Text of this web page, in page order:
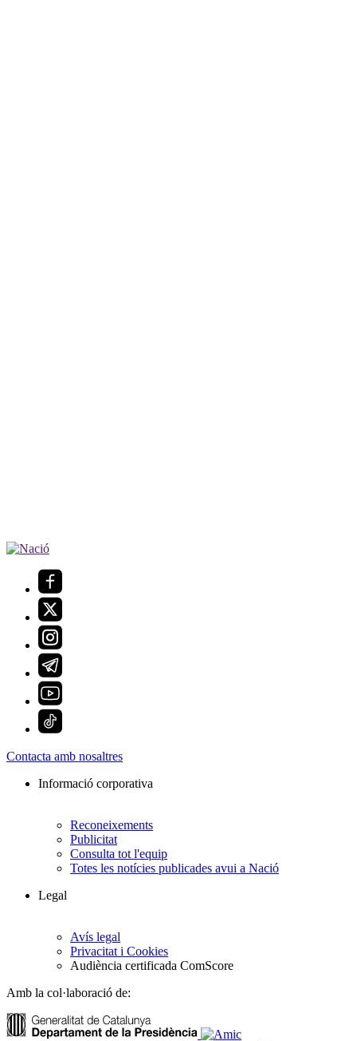
Contacta amb nosaltres
Informació corporativa
Reconeixements
Publicitat
Consulta tot l'equip
Totes les notícies publicades avui a Nació
Legal
Avís legal
Privacitat i Cookies
Audiència certificada ComScore
Amb la col·laboració de: